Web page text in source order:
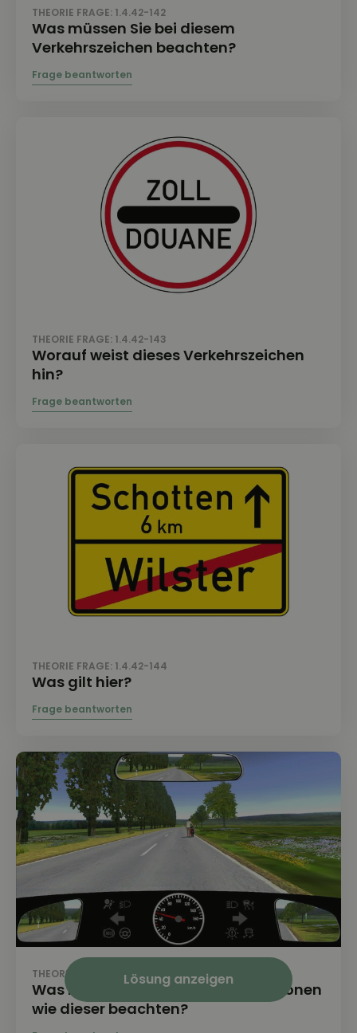
Lösung anzeigen
THEORIE FRAGE: 1.4.42-142
Was müssen Sie bei diesem
Verkehrszeichen beachten?
THEORIE FRAGE: 1.4.42-143
Worauf weist dieses Verkehrszeichen
hin?
THEORIE FRAGE: 1.4.42-144
Was gilt hier?
THEORIE FRAGE: 1.4.42-145
Was müssen Sie in Verkehrssituationen
wie dieser beachten?